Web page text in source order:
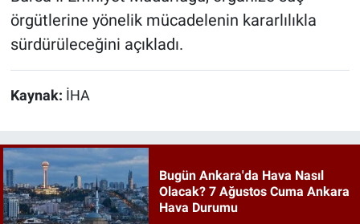
örgütlerine yönelik mücadelenin kararlılıkla
sürdürüleceğini açıkladı.
Kaynak: İHA
Bugün Ankara'da Hava Nasıl
Olacak? 7 Ağustos Cuma Ankara
Hava Durumu